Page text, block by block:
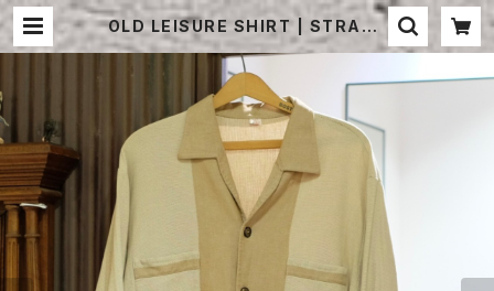
OLD LEISURE SHIRT | STRAYS
HEEP ONLINE